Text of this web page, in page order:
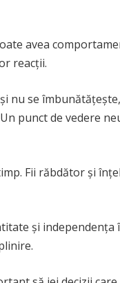
avea
reacții.
nu se
punct de vedere
Fii răbdător și
și independența